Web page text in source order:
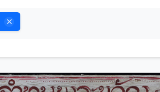
ขอม
ล้านนา